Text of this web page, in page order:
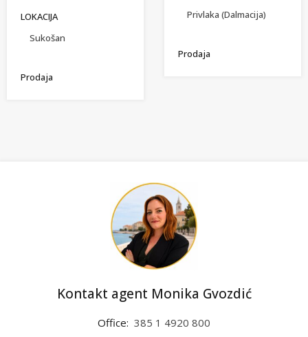
LOKACIJA
Sukošan
Prodaja
Privlaka (Dalmacija)
Prodaja
Kontakt agent Monika Gvozdić
Office: 385 1 4920 800